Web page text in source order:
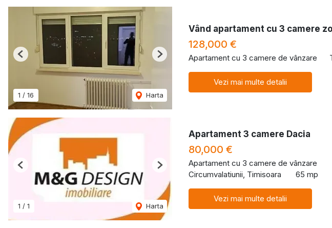
1 / 16 Harta
Previous Next
Vând apartament cu 3 camere
128,000 €
Apartament cu 3 camere de vânzare
Vezi mai multe detalii
1 / 1 Harta
Previous Next
Apartament 3 camere Dacia
80,000 €
Apartament cu 3 camere de vânzare
Circumvalatiunii, Timisoara
65 mp
Vezi mai multe detalii